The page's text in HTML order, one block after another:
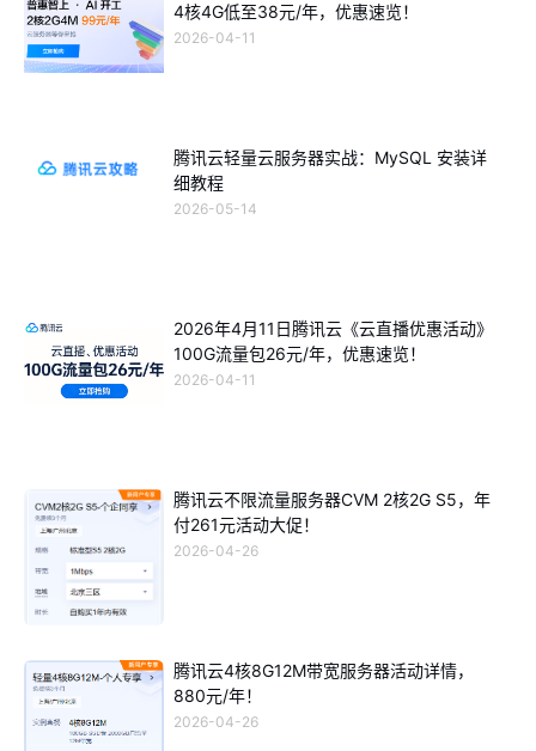
4核4G低至38元/年，优惠速览！
2026-04-11
腾讯云轻量云服务器实战：MySQL 安装详
细教程
2026-05-14
2026年4月11日腾讯云《云直播优惠活动》
100G流量包26元/年，优惠速览！
2026-04-11
腾讯云不限流量服务器CVM 2核2G S5，年
付261元活动大促！
2026-04-26
腾讯云4核8G12M带宽服务器活动详情，
880元/年！
2026-04-26